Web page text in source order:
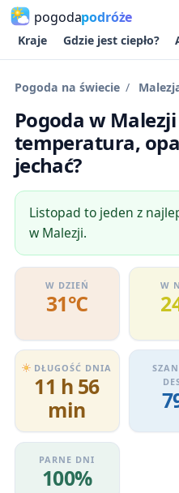
pogodapodróże
Kraje Gdzie jest ciepło?
Pogoda na świecie
Pogoda w
temperatura,
jechać?
Listopad to jeden z
w Malezji.
W DZIEŃ
31℃
W
DŁUGOŚĆ DNIA
11 h 56
min
PARNE DNI
100%